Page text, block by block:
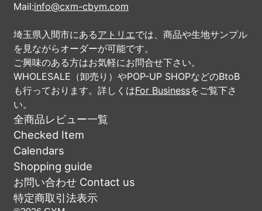
Mail:info@cxm-cbym.com
埼玉県入間市にあるアトリエでは、商品や生地サンプル
を見ながらオーダーが可能です。
ご興味のある方はお気軽にお問合せ下さい。
WHOLESALE（卸売り）やPOP-UP SHOPなどのBtoB
も行っております。詳しくはFor Businessをご覧下さ
い。
全商品レビュー一覧
Checked Item
Calendars
Shopping guide
お問い合わせ Contact us
特定商取引法表示